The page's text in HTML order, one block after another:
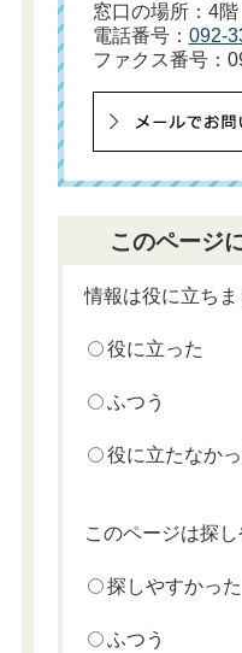
窓口の場所：4階
電話番号： 092-
ファクス番号：
このページ
情報は役に立ちま
役に立った
ふつう
役に立たなか
このページは探
探しやすかった
ふつう